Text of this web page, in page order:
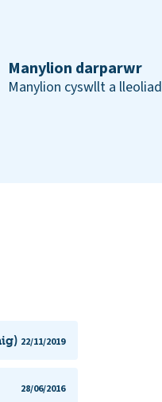
Manylion darparwr
Manylion cyswllt a lleoliad
22/11/2019
28/06/2016